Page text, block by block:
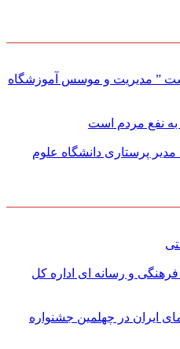
” مدیریت و موسس آموزشگاه
به نفع مردم است
پرستاری دانشگاه علوم
و رسانه ای اداره کل
ایران در چهلمین جشنواره